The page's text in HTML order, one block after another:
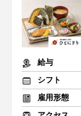
給与
シフト
雇用形態